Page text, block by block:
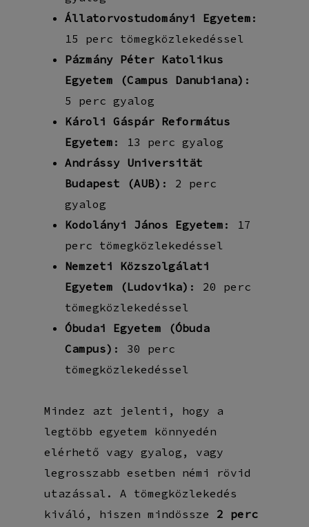
Állatorvostudományi Egyetem :
15 perc tömegközlekedéssel
Pázmány Péter Katolikus
Egyetem (Campus Danubiana) :
5 perc gyalog
Károli Gáspár Református
Egyetem : 13 perc gyalog
Andrássy Universität
Budapest (AUB) : 2 perc
gyalog
Kodolányi János Egyetem : 17
perc tömegközlekedéssel
Nemzeti Közszolgálati
Egyetem (Ludovika) : 20 perc
tömegközlekedéssel
Óbudai Egyetem (Óbuda
Campus) : 30 perc
tömegközlekedéssel
Mindez azt jelenti, hogy a
legtöbb egyetem könnyedén
elérhető vagy gyalog, vagy
legrosszabb esetben némi rövid
utazással. A tömegközlekedés
kiváló, hiszen mindössze 2 perc